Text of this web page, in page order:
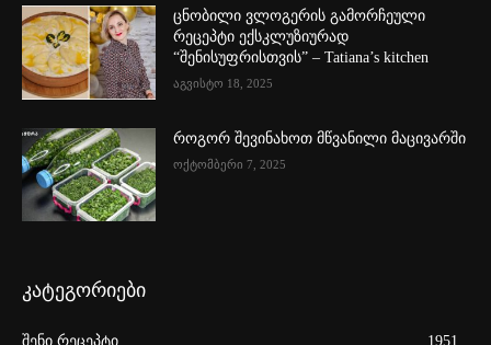
ცნობილი ვლოგერის გამორჩეული
რეცეპტი ექსკლუზიურად
“შენისუფრისთვის” – Tatiana’s kitchen
აგვისტო 18, 2025
როგორ შევინახოთ მწვანილი მაცივარში
ოქტომბერი 7, 2025
კატეგორიები
შენი რეცეპტი
1951